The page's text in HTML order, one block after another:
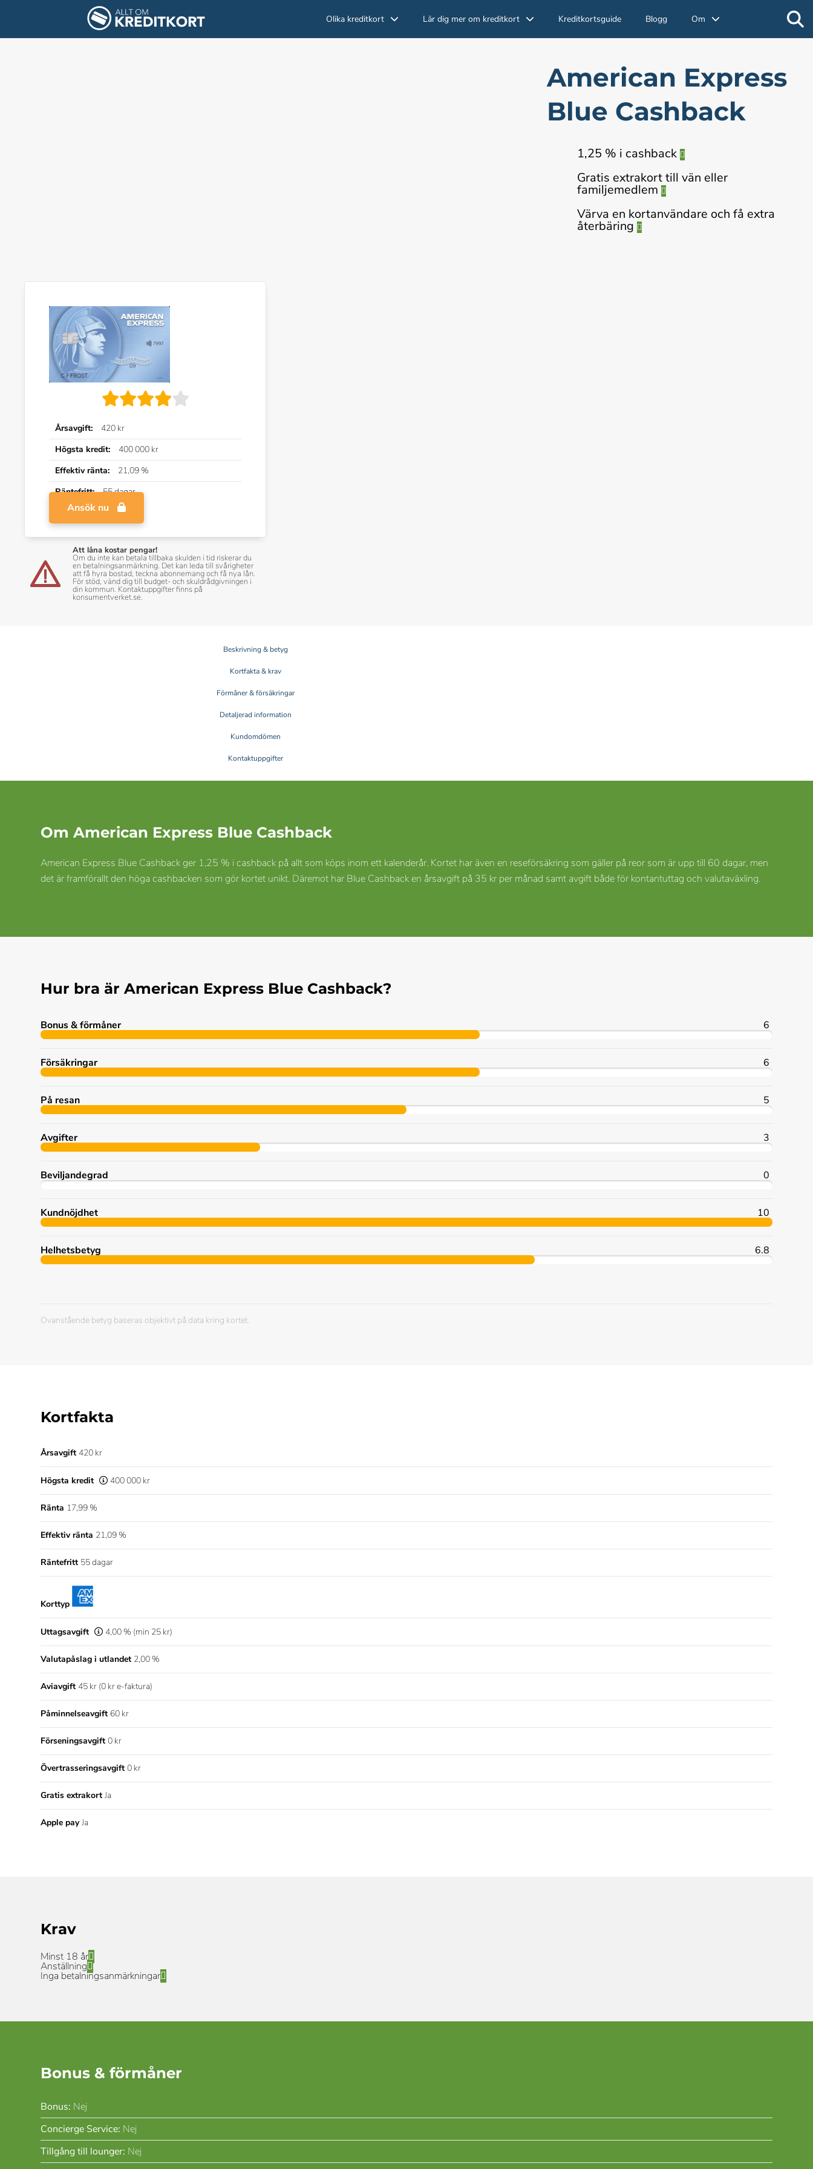
Olika kreditkort Lär dig mer om kreditkort Kreditkortsguide Blogg Om
American Express
Blue Cashback
1,25 % i cashback
Gratis extrakort till vän eller
familjemedlem
Värva en kortanvändare och få extra
återbäring
Årsavgift:
420 kr
Högsta kredit:
400 000 kr
Effektiv ränta:
21,09 %
Räntefritt:
55 dagar
Ansök nu
Att låna kostar pengar!
Om du inte kan betala tillbaka skulden i tid riskerar du
en betalningsanmärkning. Det kan leda till svårigheter
att få hyra bostad, teckna abonnemang och få nya lån.
För stöd, vänd dig till budget- och skuldrådgivningen i
din kommun. Kontaktuppgifter finns på
konsumentverket.se.
Beskrivning & betyg
Kortfakta & krav
Förmåner & försäkringar
Detaljerad information
Kundomdömen
Kontaktuppgifter
Om American Express Blue Cashback
American Express Blue Cashback ger 1,25 % i cashback på allt som köps inom ett kalenderår. Kortet har även en reseförsäkring som gäller på reor som är upp till 60 dagar, men
det är framförallt den höga cashbacken som gör kortet unikt. Däremot har Blue Cashback en årsavgift på 35 kr per månad samt avgift både för kontantuttag och valutaväxling.
Hur bra är American Express Blue Cashback?
Bonus & förmåner 6
Försäkringar 6
På resan 5
Avgifter 3
Beviljandegrad 0
Kundnöjdhet 10
Helhetsbetyg 6.8
Ovanstående betyg baseras objektivt på data kring kortet.
Kortfakta
Årsavgift 420 kr
Högsta kredit 400 000 kr
Ränta 17,99 %
Effektiv ränta 21,09 %
Räntefritt 55 dagar
Korttyp
Uttagsavgift 4,00 % (min 25 kr)
Valutapåslag i utlandet 2,00 %
Aviavgift 45 kr (0 kr e-faktura)
Påminnelseavgift 60 kr
Förseningsavgift0 kr
Övertrasseringsavgift0 kr
Gratis extrakortJa
Apple payJa
Krav
Minst 18 år
Anställning
Inga betalningsanmärkningar
Bonus & förmåner
Bonus: Nej
Concierge Service: Nej
Tillgång till lounger: Nej